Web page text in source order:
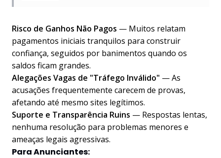
Risco de Ganhos Não Pagos — Muitos relatam
pagamentos iniciais tranquilos para construir
confiança, seguidos por banimentos quando os
saldos ficam grandes.
Alegações Vagas de "Tráfego Inválido" — As
acusações frequentemente carecem de provas,
afetando até mesmo sites legítimos.
Suporte e Transparência Ruins — Respostas lentas,
nenhuma resolução para problemas menores e
ameaças legais agressivas.
Para Anunciantes: